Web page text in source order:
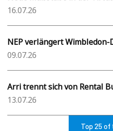
16.07.26
NEP verlängert Wimbledon-
09.07.26
Arri trennt sich von Rental
13.07.26
Top 25 of